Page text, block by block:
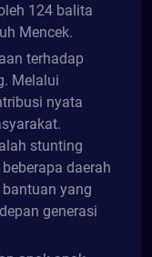
124 balita
Mencek.
terhadap
Melalui
nyata
stunting
daerah
yang
generasi